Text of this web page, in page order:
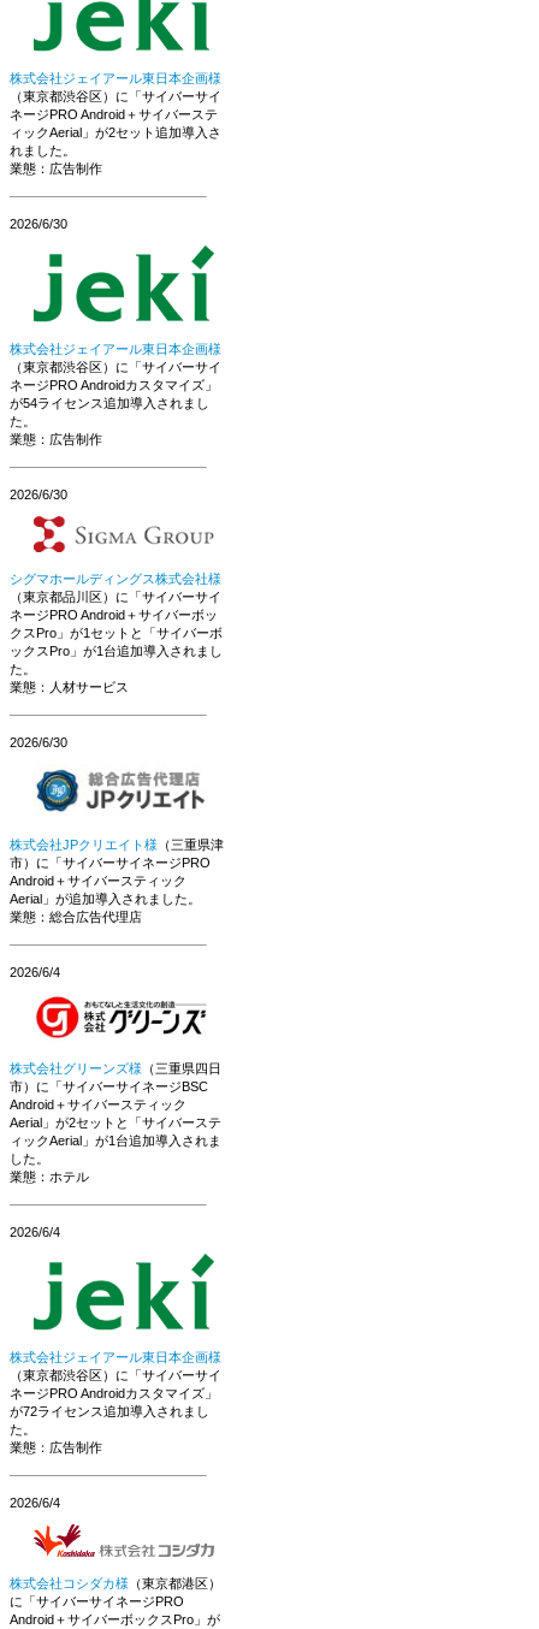
株式会社ジェイアール東日本企画様
（東京都渋谷区）に「サイバーサイ
ネージPRO Android＋サイバーステ
ィックAerial」が2セット追加導入さ
れました。
業態：広告制作
2026/6/30
株式会社ジェイアール東日本企画様
（東京都渋谷区）に「サイバーサイ
ネージPRO Androidカスタマイズ」
が54ライセンス追加導入されまし
た。
業態：広告制作
2026/6/30
シグマホールディングス株式会社様
（東京都品川区）に「サイバーサイ
ネージPRO Android＋サイバーボッ
クスPro」が1セットと「サイバーボ
ックスPro」が1台追加導入されまし
た。
業態：人材サービス
2026/6/30
株式会社JPクリエイト様 （三重県津
市）に「サイバーサイネージPRO
Android＋サイバースティック
Aerial」が追加導入されました。
業態：総合広告代理店
2026/6/4
株式会社グリーンズ様 （三重県四日
市）に「サイバーサイネージBSC
Android＋サイバースティック
Aerial」が2セットと「サイバーステ
ィックAerial」が1台追加導入されま
した。
業態：ホテル
2026/6/4
株式会社ジェイアール東日本企画様
（東京都渋谷区）に「サイバーサイ
ネージPRO Androidカスタマイズ」
が72ライセンス追加導入されまし
た。
業態：広告制作
2026/6/4
株式会社コシダカ様 （東京都港区）
に「サイバーサイネージPRO
Android＋サイバーボックスPro」が